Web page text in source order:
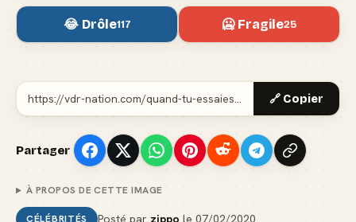
😂 Drôle117 🥶 Fragile25
🔗 Copier
Partager
À PROPOS DE CETTE IMAGE
CÉLÉBRITÉS Posté par zippo le 07/02/2020